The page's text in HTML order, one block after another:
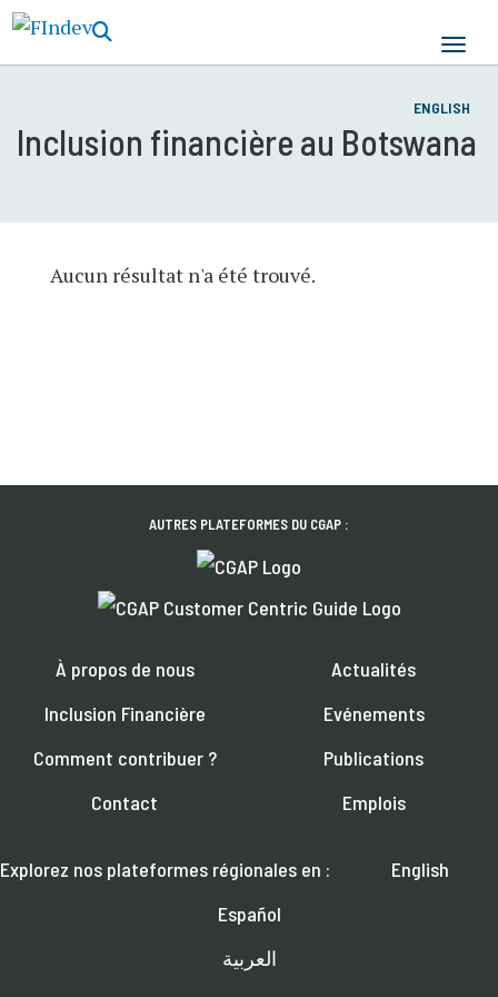
ENGLISH
Inclusion financière au Botswana
Aucun résultat n'a été trouvé.
AUTRES PLATEFORMES DU CGAP :
À propos de nous
Inclusion Financière
Comment contribuer ?
Contact
Actualités
Evénements
Publications
Emplois
Explorez nos plateformes régionales en :
English
Español
العربية